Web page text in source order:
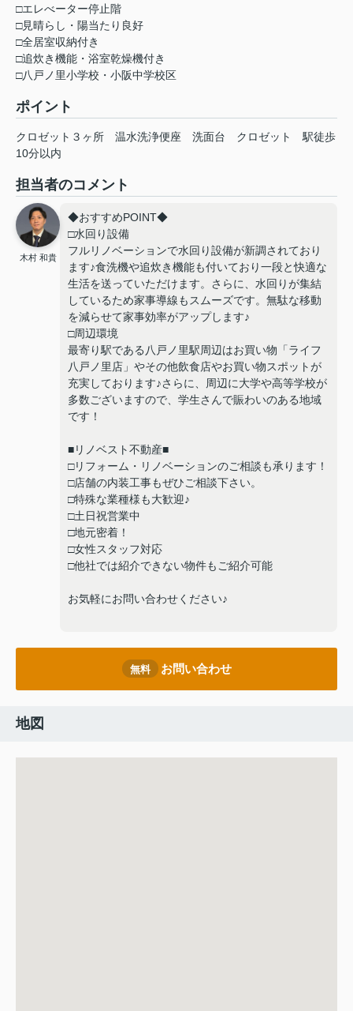
□エレべーター停止階
□見晴らし・陽当たり良好
□全居室収納付き
□追炊き機能・浴室乾燥機付き
□八戸ノ里小学校・小阪中学校区
ポイント
クロゼット３ヶ所 温水洗浄便座 洗面台 クロゼット
駅徒歩
10分以内
担当者のコメント
木村 和貴
◆おすすめPOINT◆
□水回り設備
フルリノベーションで水回り設備が新調されており
ます♪食洗機や追炊き機能も付いており一段と快適な
生活を送っていただけます。さらに、水回りが集結
しているため家事導線もスムーズです。無駄な移動
を減らせて家事効率がアップします♪
□周辺環境
最寄り駅である八戸ノ里駅周辺はお買い物「ライフ
八戸ノ里店」やその他飲食店やお買い物スポットが
充実しております♪さらに、周辺に大学や高等学校が
多数ございますので、学生さんで賑わいのある地域
です！
■リノベスト不動産■
□リフォーム・リノベーションのご相談も承ります！
□店舗の内装工事もぜひご相談下さい。
□特殊な業種様も大歓迎♪
□土日祝営業中
□地元密着！
□女性スタッフ対応
□他社では紹介できない物件もご紹介可能
お気軽にお問い合わせください♪
無料 お問い合わせ
地図